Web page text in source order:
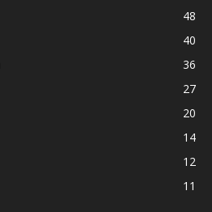
48
40
36
27
20
14
12
11